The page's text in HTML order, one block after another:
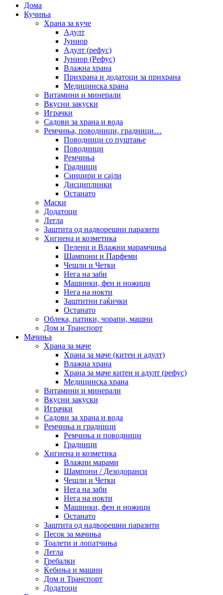
Дома
Кучиња
Храна за куче
Адулт
Јуниор
Адулт (рефус)
Јуниор (Рефус)
Влажна храна
Прихрана и додатоци за прихрана
Медицинска храна
Витамини и минерали
Вкусни закуски
Играчки
Садови за храна и вода
Ремчиња, поводници, градници…
Поводници со пуштање
Поводници
Ремчиња
Градници
Синџири и сајли
Дисциплинки
Останато
Маски
Додатоци
Легла
Заштита од надворешни паразити
Хигиена и козметика
Пелени и Влажни марамчиња
Шампони и Парфеми
Чешли и Четки
Нега на заби
Машинки, фен и ножици
Нега на нокти
Заштитни гаќички
Останато
Облека, патики, чорапи, машни
Дом и Транспорт
Мачиња
Храна за маче
Храна за маче (китен и адулт)
Влажна храна
Храна за маче китен и адулт (рефус)
Медицинска храна
Витамини и минерали
Вкусни закуски
Играчки
Садови за храна и вода
Ремчиња и градници
Ремчиња и поводници
Градници
Хигиена и козметика
Влажни марами
Шампони / Дезодоранси
Чешли и Четки
Нега на заби
Нега на нокти
Машинки, фен и ножици
Останато
Заштита од надворешни паразити
Песок за мачиња
Тоалети и лопатчиња
Легла
Гребалки
Ќебиња и машни
Дом и Транспорт
Додатоци